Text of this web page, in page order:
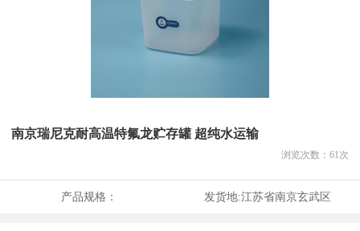
南京瑞尼克耐高温特氟龙贮存罐 超纯水运输
浏览次数： 61次
产品规格： 发货地:江苏省南京玄武区